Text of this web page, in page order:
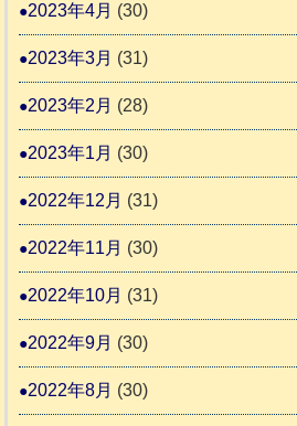
2023年4月 (30)
2023年3月 (31)
2023年2月 (28)
2023年1月 (30)
2022年12月 (31)
2022年11月 (30)
2022年10月 (31)
2022年9月 (30)
2022年8月 (30)